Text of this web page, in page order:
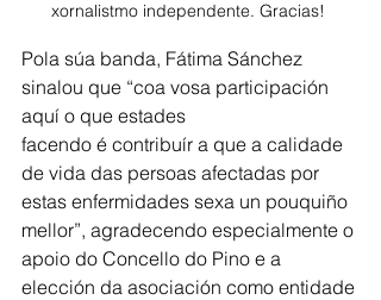
xornalistmo independente. Gracias!
Pola súa banda, Fátima Sánchez
sinalou que “coa vosa participación
aquí o que estades
facendo é contribuír a que a calidade
de vida das persoas afectadas por
estas enfermidades sexa un pouquiño
mellor”, agradecendo especialmente o
apoio do Concello do Pino e a
elección da asociación como entidade